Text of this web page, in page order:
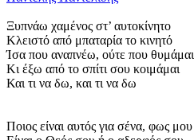
Ξυπνάω χαμένος στ’ αυτοκίνητο
Κλειστό από μπαταρία το κινητό
Ίσα που αναπνέω, ούτε που θυμάμαι
Κι έξω από το σπίτι σου κοιμάμαι
Και τι να δω, και τι να δω
Ποιος είναι αυτός για σένα, φως μου